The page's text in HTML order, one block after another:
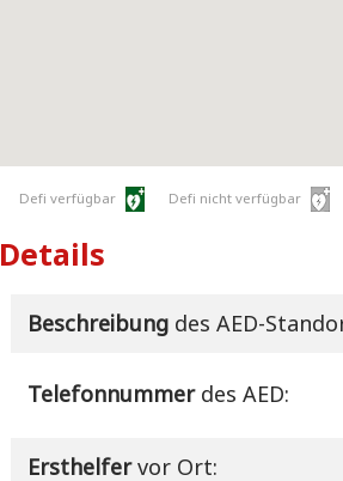
Defi verfügbar Defi nicht verfügbar
Details
Beschreibungdes AED-
Telefonnummerdes AED:
Ersthelfervor Ort: